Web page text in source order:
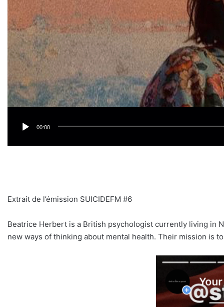
00:00
Extrait de l’émission SUICIDEFM #6
Beatrice Herbert is a British psychologist currently living in
new ways of thinking about mental health. Their mission is